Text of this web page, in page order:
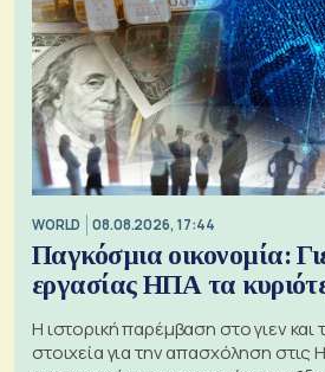
WORLD 08.08.2026, 17:44
Παγκόσμια οικονομία:
εργασίας ΗΠΑ τα
Η ιστορική παρέμβαση στο γιεν και
στοιχεία για την απασχόληση στις